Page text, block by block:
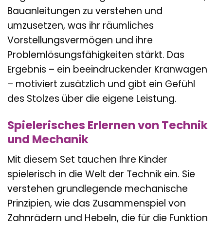
Bauanleitungen zu verstehen und
umzusetzen, was ihr räumliches
Vorstellungsvermögen und ihre
Problemlösungsfähigkeiten stärkt. Das
Ergebnis – ein beeindruckender Kranwagen
– motiviert zusätzlich und gibt ein Gefühl
des Stolzes über die eigene Leistung.
Spielerisches Erlernen von Technik
und Mechanik
Mit diesem Set tauchen Ihre Kinder
spielerisch in die Welt der Technik ein. Sie
verstehen grundlegende mechanische
Prinzipien, wie das Zusammenspiel von
Zahnrädern und Hebeln, die für die Funktion